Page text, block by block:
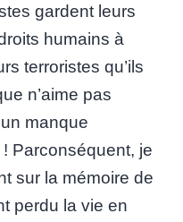
gardent leurs
humains à
terroristes qu’ils
n’aime pas
manque
Parconséquent, je
sur la mémoire de
perdu la vie en